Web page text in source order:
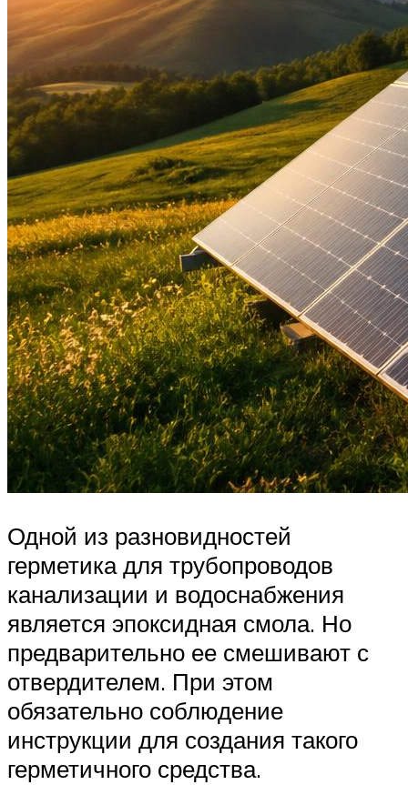
Одной из разновидностей
герметика для трубопроводов
канализации и водоснабжения
является эпоксидная смола. Но
предварительно ее смешивают с
отвердителем. При этом
обязательно соблюдение
инструкции для создания такого
герметичного средства.